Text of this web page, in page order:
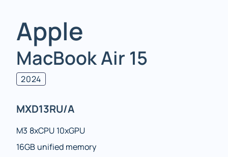
Apple
MacBook Air 15
2024
MXD13RU/A
M3 8xCPU 10xGPU
16GB unified memory